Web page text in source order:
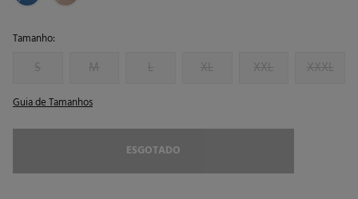
Tamanho:
S M L XL XXL XXXL
Guia de Tamanhos
ESGOTADO